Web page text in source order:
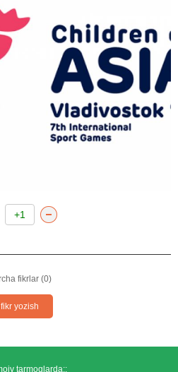
+1
fikrlar (0)
fikr yozish
tarmoqlarda::